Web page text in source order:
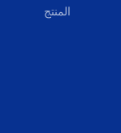
المنتج